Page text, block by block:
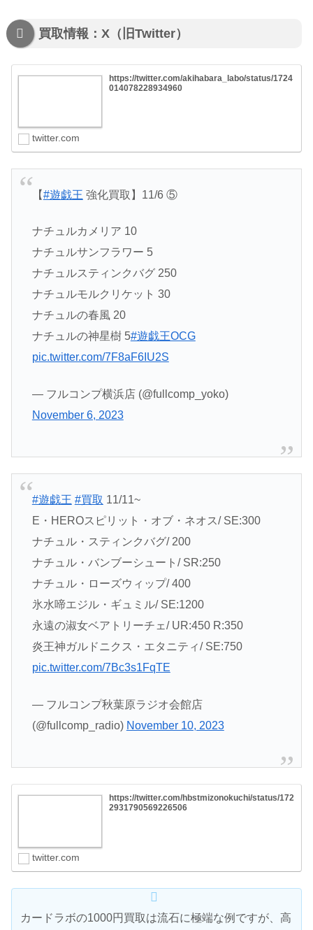
買取情報：X（旧Twitter）
https://twitter.com/akihabara_labo/status/1724
014078228934960
twitter.com
【#遊戯王 強化買取】11/6 ⑤
ナチュルカメリア 10
ナチュルサンフラワー 5
ナチュルスティンクバグ 250
ナチュルモルクリケット 30
ナチュルの春風 20
ナチュルの神星樹 5#遊戯王OCG
pic.twitter.com/7F8aF6IU2S
— フルコンプ横浜店 (@fullcomp_yoko)
November 6, 2023
#遊戯王 #買取 11/11~
E・HEROスピリット・オブ・ネオス/ SE:300
ナチュル・スティンクバグ/ 200
ナチュル・バンブーシュート/ SR:250
ナチュル・ローズウィップ/ 400
氷水啼エジル・ギュミル/ SE:1200
永遠の淑女ベアトリーチェ/ UR:450 R:350
炎王神ガルドニクス・エタニティ/ SE:750
pic.twitter.com/7Bc3s1FqTE
— フルコンプ秋葉原ラジオ会館店
(@fullcomp_radio) November 10, 2023
https://twitter.com/hbstmizonokuchi/status/172
2931790569226506
twitter.com
カードラボの1000円買取は流石に極端な例ですが、高